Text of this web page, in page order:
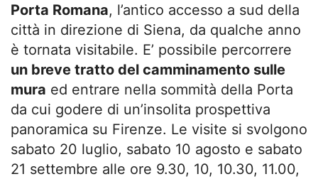
Porta Romana, l’antico accesso a sud della
città in direzione di Siena, da qualche anno
è tornata visitabile. E’ possibile percorrere
un breve tratto del camminamento sulle
mura ed entrare nella sommità della Porta
da cui godere di un’insolita prospettiva
panoramica su Firenze. Le visite si svolgono
sabato 20 luglio, sabato 10 agosto e sabato
21 settembre alle ore 9.30, 10, 10.30, 11.00,